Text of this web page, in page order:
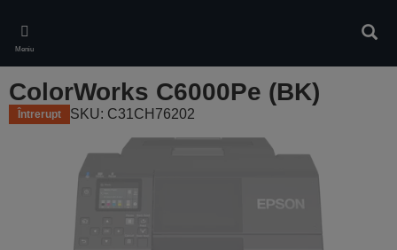
main
content
Meniu
ColorWorks C6000Pe (BK)
Întrerupt SKU: C31CH76202